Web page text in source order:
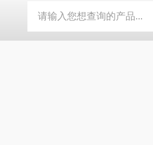
仪 AG-120A艾格斯威盐雾试验机